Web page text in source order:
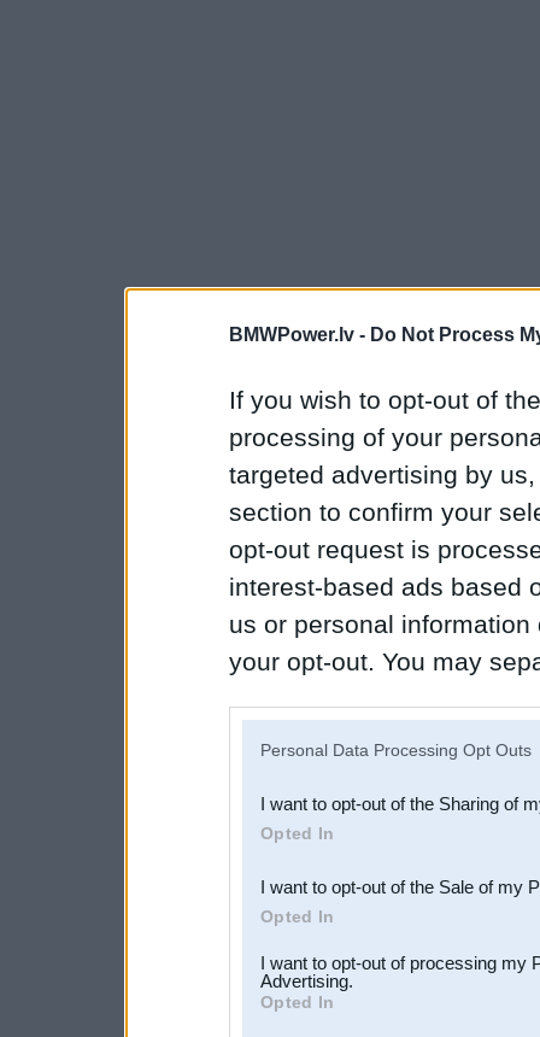
BMWPower.lv - Do Not Process
If you wish to opt-out of
processing of your
targeted advertising by
section to confirm your
opt-out request is
interest-based ads based
us or personal
your opt-out. You may
Downstream Participants
third parties.
Personal Data Processing Opt Outs
I want to opt-out of the Sharing of
Opted In
I want to opt-out of the Sale of my
Opted In
I want to opt-out of processing my
Advertising.
Opted In